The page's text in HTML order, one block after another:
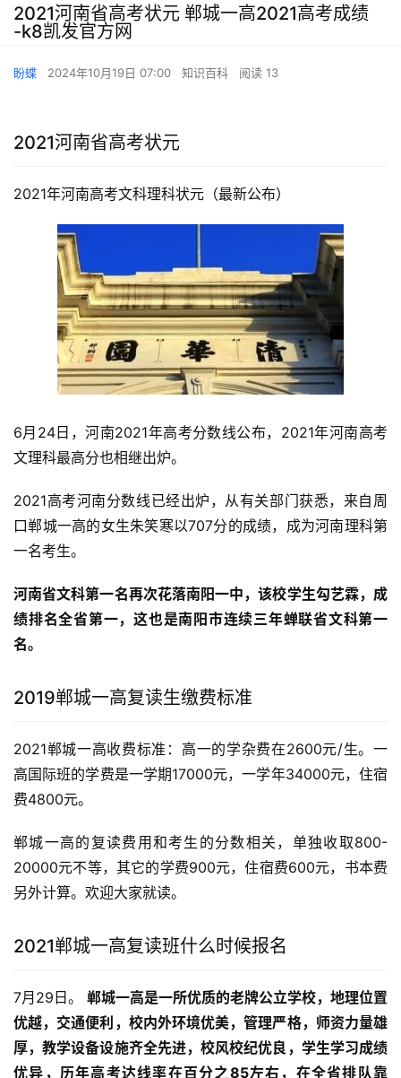
2021河南省高考状元 郸城一高2021高考成绩
-k8凯发官方网
盼蝶 2024年10月19日 07:00 知识百科 阅读 13
2021河南省高考状元
2021年河南高考文科理科状元（最新公布）
6月24日，河南2021年高考分数线公布，2021年河南高考
文理科最高分也相继出炉。
2021高考河南分数线已经出炉，从有关部门获悉，来自周
口郸城一高的女生朱笑寒以707分的成绩，成为河南理科第
一名考生。
河南省文科第一名再次花落南阳一中，该校学生勾艺霖，成
绩排名全省第一，这也是南阳市连续三年蝉联省文科第一
名。
2019郸城一高复读生缴费标准
2021郸城一高收费标准：高一的学杂费在2600元/生。一
高国际班的学费是一学期17000元，一学年34000元，住宿
费4800元。
郸城一高的复读费用和考生的分数相关，单独收取800-
20000元不等，其它的学费900元，住宿费600元，书本费
另外计算。欢迎大家就读。
2021郸城一高复读班什么时候报名
7月29日。 郸城一高是一所优质的老牌公立学校，地理位置
优越，交通便利，校内外环境优美，管理严格，师资力量雄
厚，教学设备设施齐全先进，校风校纪优良，学生学习成绩
优异，历年高考达线率在百分之85左右，在全省排队靠